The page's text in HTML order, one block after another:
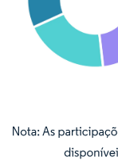
Imagem © Mordor